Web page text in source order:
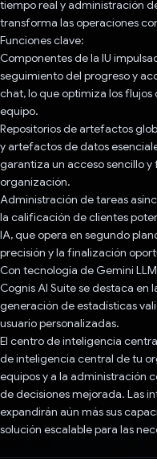
tiempo real y administración
transforma las operaciones
Funciones clave:
Componentes de la IU
seguimiento del progreso y
chat, lo que optimiza los
equipo.
Repositorios de artefactos
y artefactos de datos
garantiza un acceso sencillo
organización.
Administración de tareas
la calificación de clientes
IA, que opera en segundo
precisión y la finalización
Con tecnología de Gemini
Cognis AI Suite se destaca en
generación de estadísticas
usuario personalizadas.
El centro de inteligencia
de inteligencia central de tu
equipos y a la administración
de decisiones mejorada. Las
expandirán aún más sus
solución escalable para las